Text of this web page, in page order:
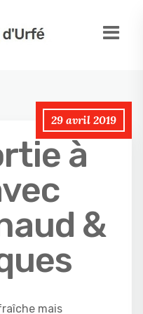
29 avril 2019
à
&
mais